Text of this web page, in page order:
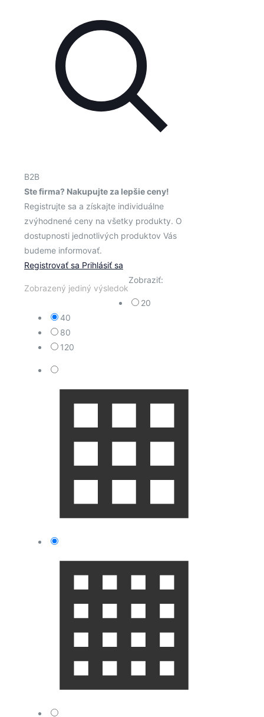
B2B
Ste firma? Nakupujte za lepšie ceny!
Registrujte sa a získajte individuálne
zvýhodnené ceny na všetky produkty. O
dostupnosti jednotlivých produktov Vás
budeme informovať.
Registrovať sa Prihlásiť sa
Zobrazený jediný výsledok
Zobraziť:
20
40
80
120